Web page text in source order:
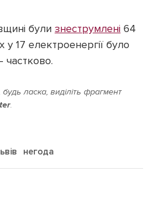
були знеструмлені 64
у 17 електроенергії було
ласка, виділіть фрагмент
.
негода